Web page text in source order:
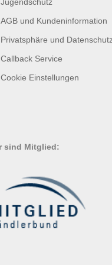
AGB und Kundeninformation
Privatsphäre und
Callback Service
Cookie Einstellungen
sind Mitglied: